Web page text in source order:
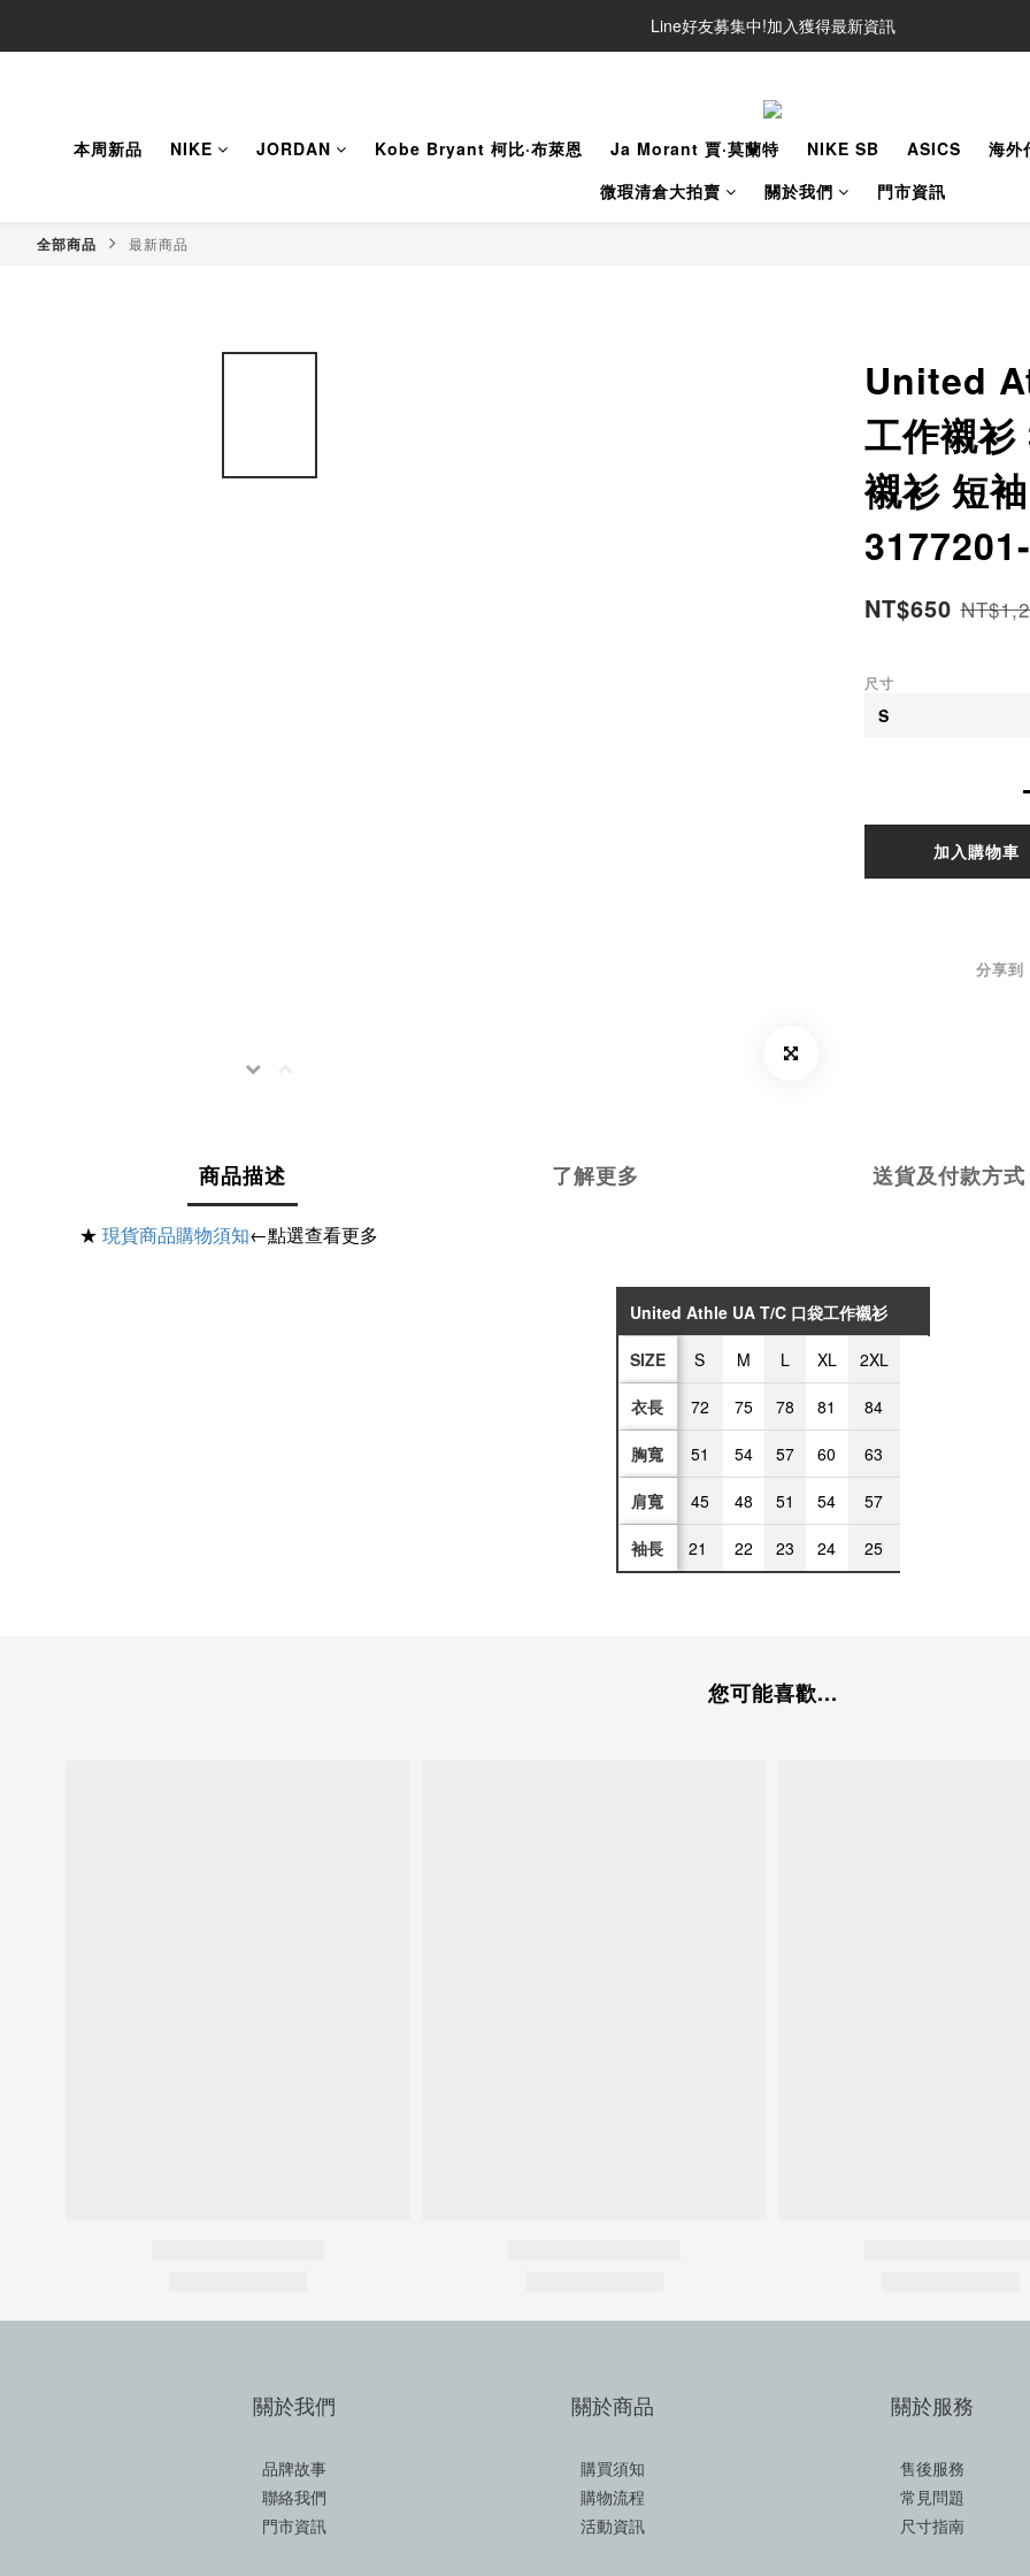
Line好友募集中!加入獲得最新資訊
Line好友募集中!加入獲得最新資訊
本周新品
NIKE JORDAN Kobe Bryant 柯比·布萊恩 Ja Morant 賈·莫蘭特 NIKE SB ASICS
海外
微瑕清倉大拍賣
關於我們 門市資訊
全部商品 最新商品
United
工作襯
襯衫 短
NT$650
尺寸
加入購物車
分享到
商品描述 了解更多 送貨及付款方式
★ 現貨商品購物須知←點選查看更多
United Athle UA T/C 口袋工作襯衫
SIZE S M L XL 2XL
衣長 72 75 78 81 84
胸寬 51 54 57 60 63
肩寬 45 48 51 54 57
袖長 21 22 23 24 25
您可能喜歡...
關於我們
品牌故事
聯絡我們
門市資訊
關於商品
購買須知
購物流程
活動資訊
關於服務
售後服務
常見問題
尺寸指南